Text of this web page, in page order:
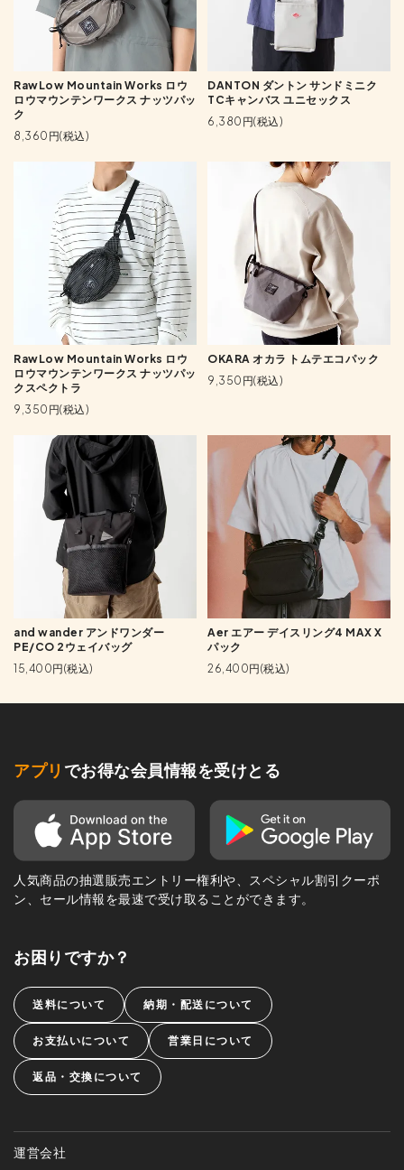
RawLow Mountain Works ロウ
ロウマウンテンワークス ナッツパッ
ク
8,360円(税込)
DANTON ダントン サンドミニク
TCキャンバス ユニセックス
6,380円(税込)
RawLow Mountain Works ロウ
ロウマウンテンワークス ナッツパッ
クスペクトラ
9,350円(税込)
OKARA オカラ トムテエコパック
9,350円(税込)
and wander アンドワンダー
PE/CO 2ウェイバッグ
15,400円(税込)
Aer エアー デイスリング4 MAX X
パック
26,400円(税込)
アプリ でお得な会員情報を受けとる
人気商品の抽選販売エントリー権利や、スペシャル割引クーポ
ン、セール情報を最速で受け取ることができます。
お困りですか？
送料について 納期・配送について
お支払いについて 営業日について
返品・交換について
運営会社